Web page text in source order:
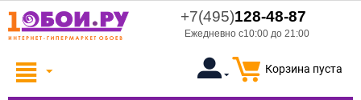
+7(495)128-48-87
Ежедневно с10:00 до 21:00
Корзина пуста